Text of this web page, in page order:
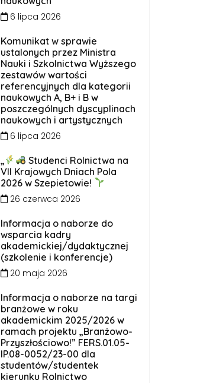
6 lipca 2026
Komunikat w sprawie
ustalonych przez Ministra
Nauki i Szkolnictwa Wyższego
zestawów wartości
referencyjnych dla kategorii
naukowych A, B+ i B w
poszczególnych dyscyplinach
naukowych i artystycznych
6 lipca 2026
„
Studenci Rolnictwa na
VII Krajowych Dniach Pola
2026 w Szepietowie!
26 czerwca 2026
Informacja o naborze do
wsparcia kadry
akademickiej/dydaktycznej
(szkolenie i konferencje)
20 maja 2026
Informacja o naborze na targi
branżowe w roku
akademickim 2025/2026 w
ramach projektu „Branżowo-
Przyszłościowo!” FERS.01.05-
IP.08-0052/23-00 dla
studentów/studentek
kierunku Rolnictwo